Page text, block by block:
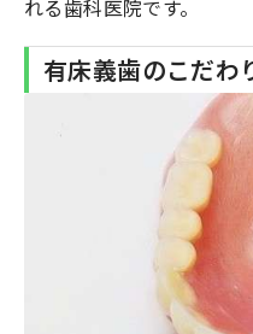
れる歯科医院です。
有床義歯のこだわ